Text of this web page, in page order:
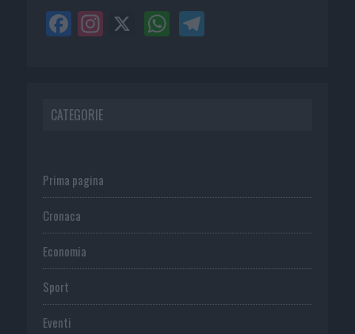
CATEGORIE
Prima pagina
Cronaca
Economia
Sport
Eventi